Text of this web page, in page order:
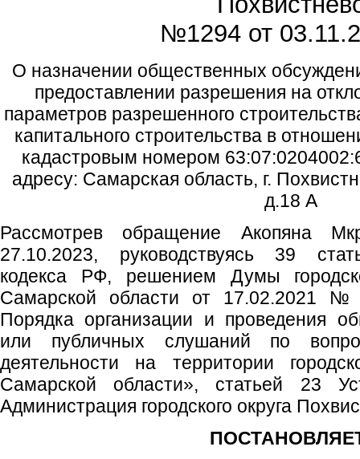
№1294 от
О назначении общественных
предоставлении разрешения на
параметров разрешенного
капитального строительства в
кадастровым номером
адресу: Самарская область, г.
д.18 А
Рассмотрев обращение Акопяна
27.10.2023, руководствуясь 39
кодекса РФ, решением Думы
Самарской области от 17.02.2021
Порядка организации и проведения
или публичных слушаний по
деятельности на территории
Самарской области», статьей 23
Администрация городского округа